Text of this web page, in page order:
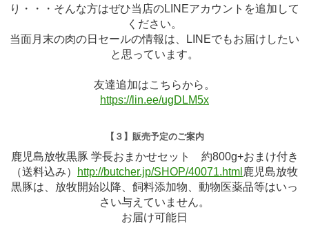
り・・・そんな方はぜひ当店のLINEアカウントを追加して
ください。
当面月末の肉の日セールの情報は、LINEでもお届けしたい
と思っています。
友達追加はこちらから。
https://lin.ee/ugDLM5x
【３】販売予定のご案内
鹿児島放牧黒豚 学長おまかせセット 約800g+おまけ付き
（送料込み）
http://butcher.jp/SHOP/40071.html 鹿児島放牧
黒豚は、放牧開始以降、飼料添加物、動物医薬品等はいっ
さい与えていません。
お届け可能日